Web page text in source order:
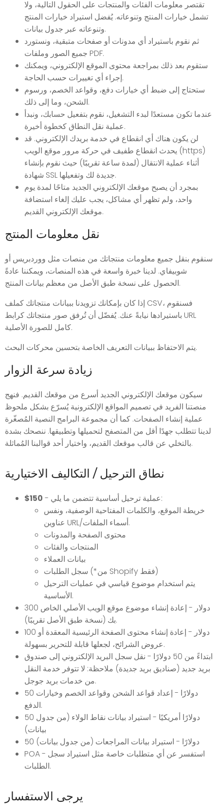
تقتصر معلومات الفئات والمنتجات على الحقول التالية، ولا
تشمل خيارات المنتج وتنوعاته. يُفضل استيراد خيارات المنتج
وتنوعاته عبر جدول بيانات.
ثم نقوم باستيراد أي مدونات أو صفحات متبقية، ونستورد
جميع الصور وملفات PDF.
ستقوم بعد ذلك بمراجعة محتوى الموقع الإلكتروني، ويمكنك
إجراء أي تغييرات حسب الحاجة.
ستحتاج إلى ضبط أي خيارات دفع، وقواعد الخصم، ورسوم
الشحن، وما إلى ذلك.
عندما تكون مستعدًا لبدء التشغيل، نقوم بتفعيل حسابك، ونبدأ
عملية نقل النطاق كخطوة أخيرة.
لن يكون هناك أي انقطاع في خدمة بريدك الإلكتروني. قد
يحدث انقطاع طفيف في حركة مرور موقع الويب (https)
أثناء عملية الانتقال (لمدة ساعة تقريبًا) حيث نقوم بإنشاء
شهادة SSL جديدة لك وتفعيلها.
بمجرد أن يصبح موقعك الإلكتروني الجديد متاحًا لمدة يوم
واحد، ولم تظهر أي مشاكل، يجب عليك إلغاء استضافة
موقعك الإلكتروني القديم.
نقل معلومات المنتج
سنقوم بنقل جميع معلومات منتجاتك من منصات مثل ووردبريس أو
شوبيفاي. لدينا خبرة واسعة في هذه المنصات، ويمكننا عادةً
الحصول على نسخة طبق الأصل من معظم بيانات المنتج.
إذا كان بإمكانك تزويدنا ببيانات منتجاتك كملف CSV، فسنقوم
باستيرادها نيابةً عنك. يُفضّل أن تُرفق صور منتجاتك كرابط URL
كامل للصورة الأصلية.
يتم الاحتفاظ ببيانات التعريف الخاصة بتحسين محركات البحث.
زيادة سرعة الزوار
سيكون موقعك الإلكتروني الجديد أسرع من موقعك القديم. فنهج
منصتنا الفريد في تصميم المواقع الإلكترونية يُسرّع بشكل ملحوظ
عملية إنشاء الصفحات. كما أن مجموعة البرامج النصية المُصغّرة
لدينا تتطلب جهدًا أقل من المتصفح لتحميلها وتطبيقها. ننصحك بشدة
بالتخلي عن قالب موقعك القديم، واختيار أحد قوالبنا المُماثلة.
نطاق الترحيل / التكاليف الاختيارية
$150
- عملية ترحيل أساسية تتضمن ما يلي:
خريطة الموقع، والكلمات المفتاحية الوصفية، ونفس
عناوين URL/أسماء الملفات.
محتوى الصفحة والمدونات
المنتجات والفئات
بيانات العملاء
سجل الطلبات (*من Shopify فقط)
يتم استخدام موضوع قياسي في عمليات الترحيل
الأساسية.
300 دولار - إعادة إنشاء موضوع موقع الويب الأصلي الخاص
بك (نسخة طبق الأصل تقريبًا).
100 دولار - إعادة إنشاء محتوى الصفحة الرئيسية المعقدة أو
عروض الشرائح، لجعلها قابلة للتحرير بسهولة.
ابتداءً من 50 دولارًا - نقل سجل البريد الإلكتروني إلى صندوق
بريد جديد (صناديق بريد جديدة) ملاحظة: لا تتوفر خدمة النقل
من خدمات بريد جوجل.
50 دولارًا - إعداد قواعد الشحن وقواعد الخصم وخيارات
الدفع.
50 دولارًا أمريكيًا - استيراد بيانات نقاط الولاء (من جدول
بيانات)
50 دولارًا - استيراد بيانات المراجعات (من جدول بيانات)
POA - استفسر عن أي متطلبات خاصة مثل استيراد سجل
الطلبات.
يرجى الاستفسار